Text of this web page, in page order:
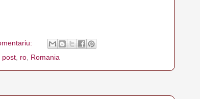
post ro Romania